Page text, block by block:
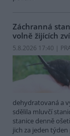
Záchranná
volně žijících
5.8.2026 17:40 |
dehydratovaná a
sdělila mluvčí
stanice denně
jich za jeden